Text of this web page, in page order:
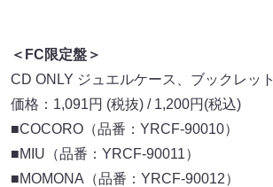
＜FC限定盤＞
CD ONLY ジュエルケース、ブックレット
価格：1,091円 (税抜) / 1,200円(税込)
■COCORO（品番：YRCF-90010）
■MIU（品番：YRCF-90011）
■MOMONA（品番：YRCF-90012）